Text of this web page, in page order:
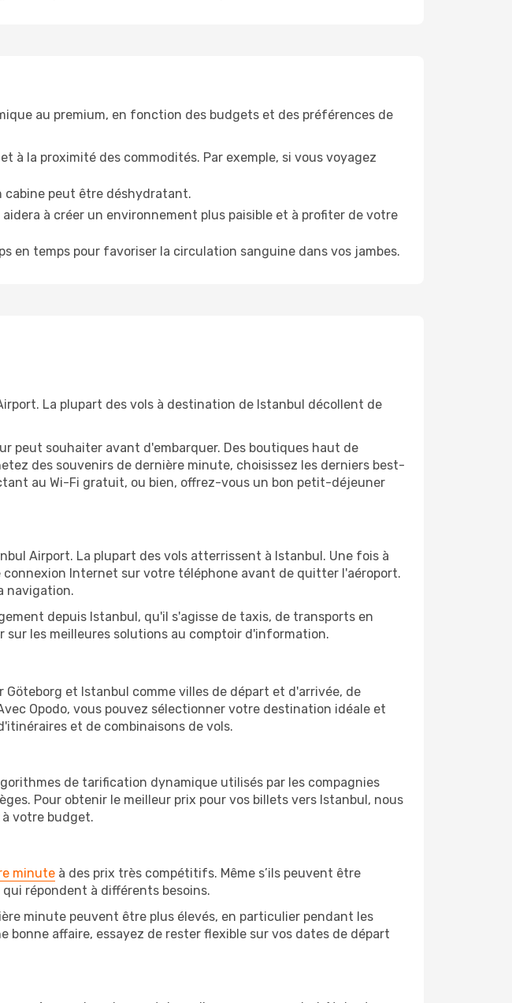
au premium, en fonction des budgets et des préférences de
à la proximité des commodités. Par exemple, si vous voyagez
cabine peut être déshydratant.
aidera à créer un environnement plus paisible et à profiter de votre
en temps pour favoriser la circulation sanguine dans vos jambes.
La plupart des vols à destination de Istanbul décollent de
peut souhaiter avant d'embarquer. Des boutiques haut de
des souvenirs de dernière minute, choisissez les derniers best-
au Wi-Fi gratuit, ou bien, offrez-vous un bon petit-déjeuner
Airport. La plupart des vols atterrissent à Istanbul. Une fois à
Internet sur votre téléphone avant de quitter l'aéroport.
navigation.
depuis Istanbul, qu'il s'agisse de taxis, de transports en
sur les meilleures solutions au comptoir d'information.
et Istanbul comme villes de départ et d'arrivée, de
Opodo, vous pouvez sélectionner votre destination idéale et
et de combinaisons de vols.
de tarification dynamique utilisés par les compagnies
Pour obtenir le meilleur prix pour vos billets vers Istanbul, nous
votre budget.
minute à des prix très compétitifs. Même s’ils peuvent être
répondent à différents besoins.
minute peuvent être plus élevés, en particulier pendant les
affaire, essayez de rester flexible sur vos dates de départ